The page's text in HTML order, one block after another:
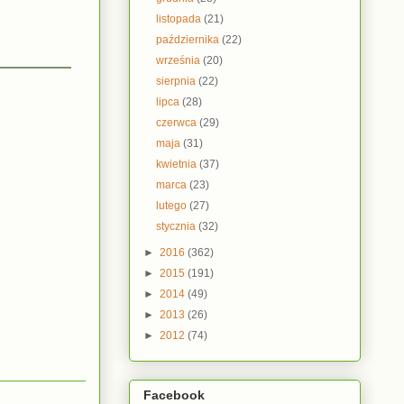
listopada(21)
października(22)
września(20)
sierpnia(22)
lipca(28)
czerwca(29)
maja(31)
kwietnia(37)
marca(23)
lutego(27)
stycznia(32)
► 2016 (362)
► 2015 (191)
► 2014 (49)
► 2013 (26)
► 2012 (74)
Facebook